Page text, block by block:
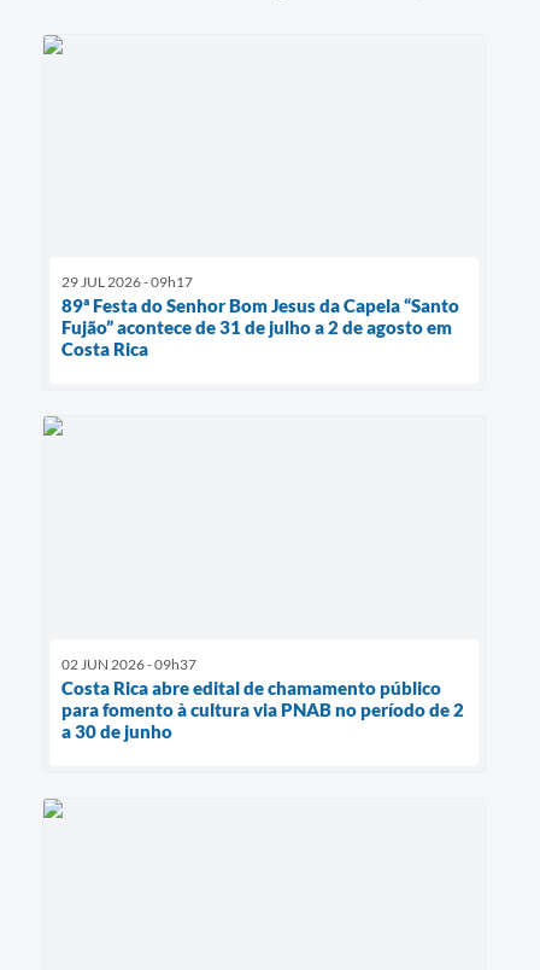
29 JUL 2026 - 09h17
89ª Festa do Senhor Bom Jesus da Capela “Santo
Fujão” acontece de 31 de julho a 2 de agosto em
Costa Rica
02 JUN 2026 - 09h37
Costa Rica abre edital de chamamento público
para fomento à cultura via PNAB no período de 2
a 30 de junho